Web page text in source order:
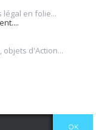
légal en folie...
d'Action...